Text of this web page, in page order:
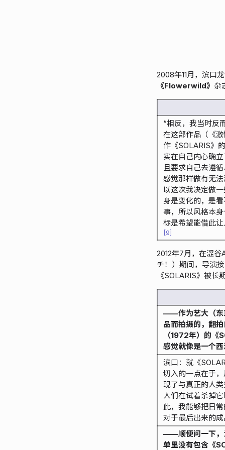
2008年11月，滨口
《Flowerwild》 杂
“相反，我当时反
在这部作品（《
作《SOLARIS》
实在自己内心确
且要求自己去遵
感觉那样做有无
以这次我决定做
身是变化的，是
事，所以风格本
标是希望能借此
9
2012年7月，在涩
チ！）期间，导演
《SOLARIS》被
——作为艺大（东
品而拍摄的，翻
（1972年）的
感觉就像是一个
滨口：就《
切入的一点在于
现了与真正的人
人们在试着杀掉
此，我能够把日
对于最后出来的
——顺便问一下，
单里没有包含《